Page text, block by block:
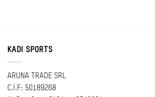
KADI SPORTS
ARUNA TRADE SRL
C.I.F: 50189268